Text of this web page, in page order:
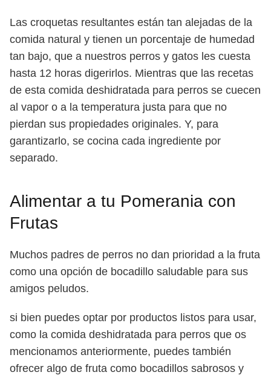
Las croquetas resultantes están tan alejadas de la
comida natural y tienen un porcentaje de humedad
tan bajo, que a nuestros perros y gatos les cuesta
hasta 12 horas digerirlos. Mientras que las recetas
de esta comida deshidratada para perros se cuecen
al vapor o a la temperatura justa para que no
pierdan sus propiedades originales. Y, para
garantizarlo, se cocina cada ingrediente por
separado.
Alimentar a tu Pomerania con
Frutas
Muchos padres de perros no dan prioridad a la fruta
como una opción de bocadillo saludable para sus
amigos peludos.
si bien puedes optar por productos listos para usar,
como la comida deshidratada para perros que os
mencionamos anteriormente, puedes también
ofrecer algo de fruta como bocadillos sabrosos y